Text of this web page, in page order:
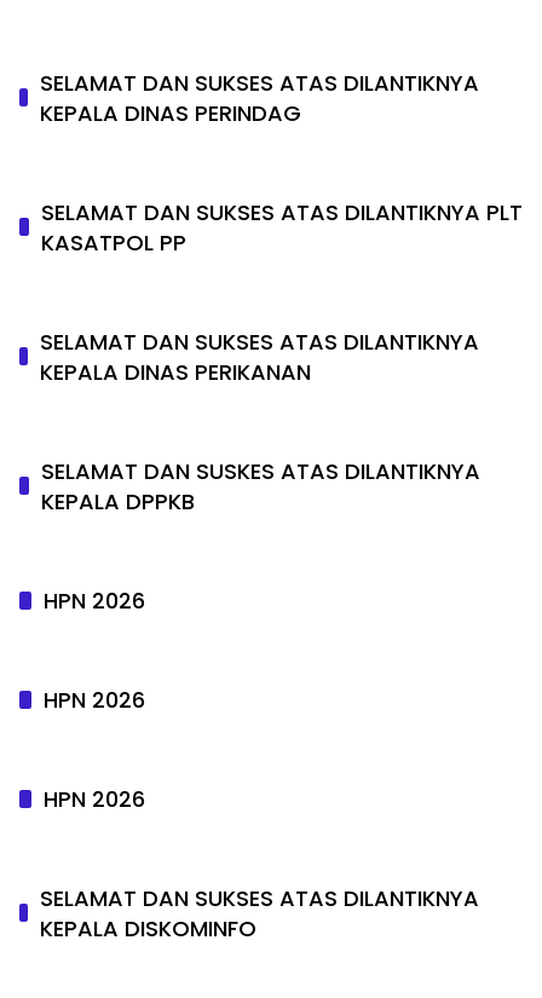
SELAMAT DAN SUKSES ATAS DILANTIKNYA
KEPALA DINAS PERINDAG
SELAMAT DAN SUKSES ATAS DILANTIKNYA PLT
KASATPOL PP
SELAMAT DAN SUKSES ATAS DILANTIKNYA
KEPALA DINAS PERIKANAN
SELAMAT DAN SUSKES ATAS DILANTIKNYA
KEPALA DPPKB
HPN 2026
HPN 2026
HPN 2026
SELAMAT DAN SUKSES ATAS DILANTIKNYA
KEPALA DISKOMINFO